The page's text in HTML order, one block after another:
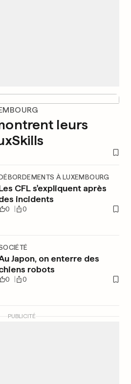
leurs
À LUXEMBOURG
CFL s'expliquent après
incidents
0 0
Japon, on enterre des
robots
0 0
PUBLICITÉ